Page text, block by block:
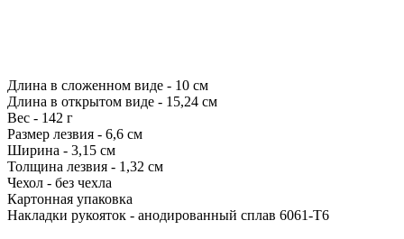
Длина в сложенном виде - 10 см
Длина в открытом виде - 15,24 см
Вес - 142 г
Размер лезвия - 6,6 см
Ширина - 3,15 см
Толщина лезвия - 1,32 см
Чехол - без чехла
Картонная упаковка
Накладки рукояток - анодированный сплав 6061-Т6